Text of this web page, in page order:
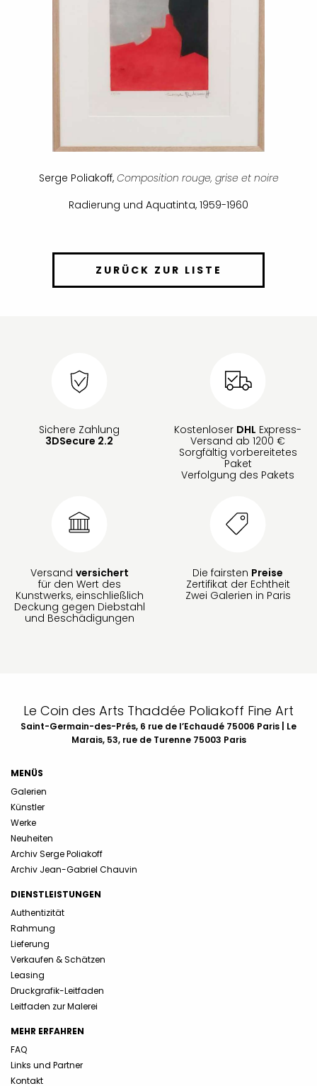
Serge Poliakoff, Composition rouge, grise et noire
Radierung und Aquatinta, 1959-1960
ZURÜCK ZUR LISTE
Sichere Zahlung
3DSecure 2.2
Kostenloser DHL Express-
Versand ab 1200 €
Sorgfältig vorbereitetes
Paket
Verfolgung des Pakets
Versand versichert
für den Wert des
Kunstwerks, einschließlich
Deckung gegen Diebstahl
und Beschädigungen
Die fairsten Preise
Zertifikat der Echtheit
Zwei Galerien in Paris
Le Coin des Arts Thaddée Poliakoff Fine Art
Saint-Germain-des-Prés, 6 rue de l’Echaudé 75006 Paris | Le
Marais, 53, rue de Turenne 75003 Paris
MENÜS
Galerien
Künstler
Werke
Neuheiten
Archiv Serge Poliakoff
Archiv Jean-Gabriel Chauvin
DIENSTLEISTUNGEN
Authentizität
Rahmung
Lieferung
Verkaufen & Schätzen
Leasing
Druckgrafik-Leitfaden
Leitfaden zur Malerei
MEHR ERFAHREN
FAQ
Links und Partner
Kontakt